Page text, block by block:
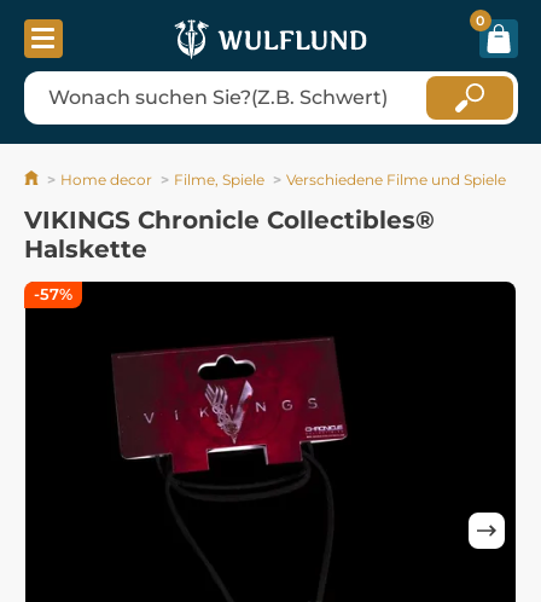
0
Home decor Filme, Spiele Verschiedene Filme und Spiele
VIKINGS Chronicle Collectibles®
Halskette
-57%